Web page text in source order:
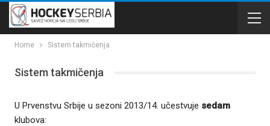
Home Sistem takmičenja
Sistem takmičenja
U Prvenstvu Srbije u sezoni 2013/14. učestvuje sedam
klubova: